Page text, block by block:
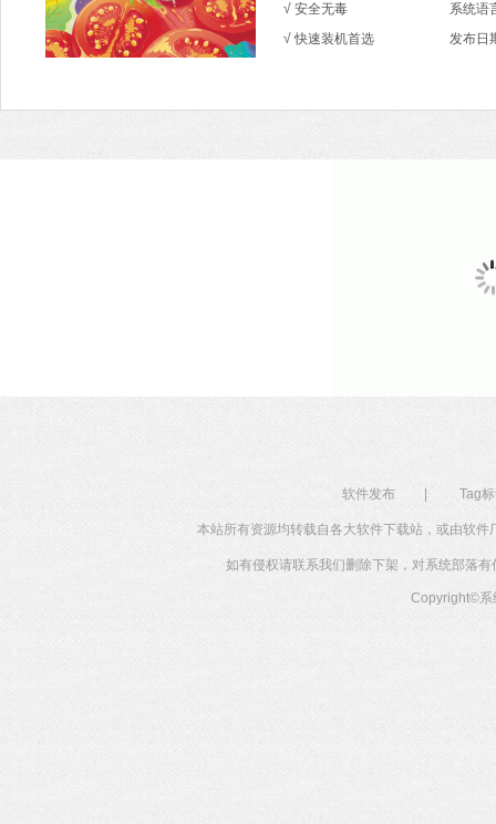
√ 安全无毒
系统语
√ 快速装机首选
发布日
软件发布 Tag
本站所有资源均转载自各大软件下载站，或由软
如有侵权请联系我们删除下架，对系统部落
Copyright©系